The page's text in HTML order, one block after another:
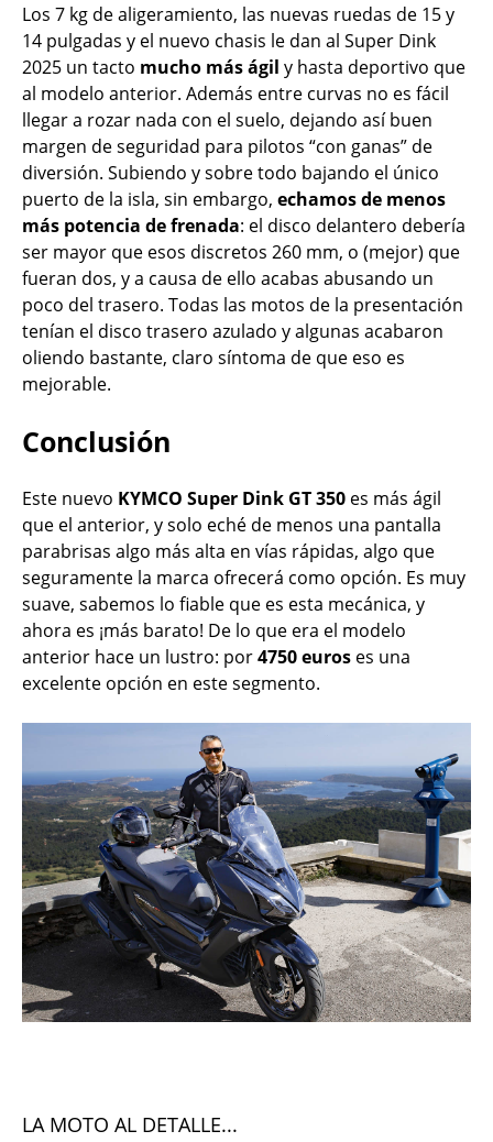
Los 7 kg de aligeramiento, las nuevas ruedas de 15 y
14 pulgadas y el nuevo chasis le dan al Super Dink
2025 un tacto mucho más ágil y hasta deportivo que
al modelo anterior. Además entre curvas no es fácil
llegar a rozar nada con el suelo, dejando así buen
margen de seguridad para pilotos “con ganas” de
diversión. Subiendo y sobre todo bajando el único
puerto de la isla, sin embargo, echamos de menos
más potencia de frenada: el disco delantero debería
ser mayor que esos discretos 260 mm, o (mejor) que
fueran dos, y a causa de ello acabas abusando un
poco del trasero. Todas las motos de la presentación
tenían el disco trasero azulado y algunas acabaron
oliendo bastante, claro síntoma de que eso es
mejorable.
Conclusión
Este nuevo KYMCO Super Dink GT 350 es más ágil
que el anterior, y solo eché de menos una pantalla
parabrisas algo más alta en vías rápidas, algo que
seguramente la marca ofrecerá como opción. Es muy
suave, sabemos lo fiable que es esta mecánica, y
ahora es ¡más barato! De lo que era el modelo
anterior hace un lustro: por4750 euros es una
excelente opción en este segmento.
LA MOTO AL DETALLE...